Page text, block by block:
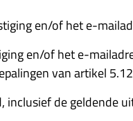
en/of het e-
en/of het e-
van artikel
inclusief de geldende